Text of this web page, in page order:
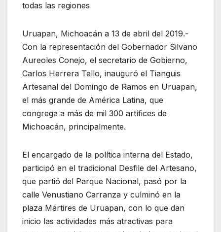
todas las regiones
Uruapan, Michoacán a 13 de abril del 2019.-
Con la representación del Gobernador Silvano
Aureoles Conejo, el secretario de Gobierno,
Carlos Herrera Tello, inauguró el Tianguis
Artesanal del Domingo de Ramos en Uruapan,
el más grande de América Latina, que
congrega a más de mil 300 artífices de
Michoacán, principalmente.
El encargado de la política interna del Estado,
participó en el tradicional Desfile del Artesano,
que partió del Parque Nacional, pasó por la
calle Venustiano Carranza y culminó en la
plaza Mártires de Uruapan, con lo que dan
inicio las actividades más atractivas para